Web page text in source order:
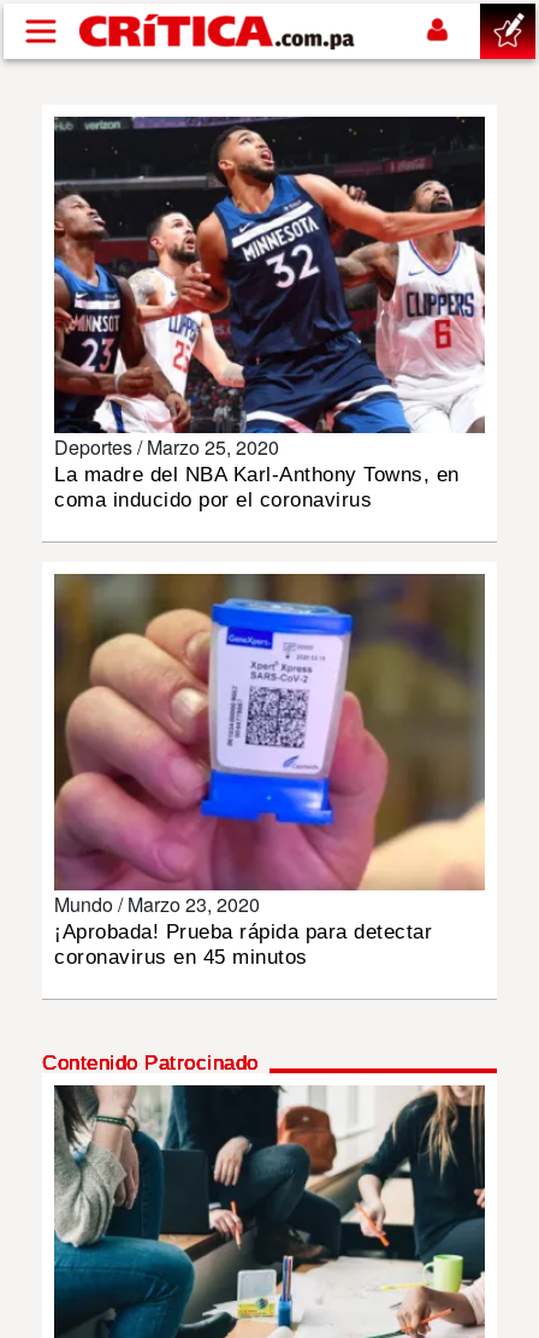
Pasar al contenido principal
NACIONAL
POLÍTICA
SHOW
DEPORTES
INSÓLITAS
MULTIMEDIA
IMPRESO
Deportes /Marzo 25, 2020
La madre del NBA Karl-Anthony Towns, en
coma inducido por el coronavirus
Mundo /Marzo 23, 2020
¡Aprobada! Prueba rápida para detectar
coronavirus en 45 minutos
Contenido Patrocinado